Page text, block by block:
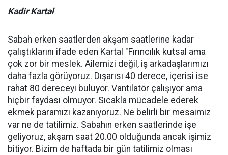
Kadir Kartal
Sabah erken saatlerden akşam saatlerine kadar
çalıştıklarını ifade eden Kartal "Fırıncılık kutsal ama
çok zor bir meslek. Ailemizi değil, iş arkadaşlarımızı
daha fazla görüyoruz. Dışarısı 40 derece, içerisi ise
rahat 80 dereceyi buluyor. Vantilatör çalışıyor ama
hiçbir faydası olmuyor. Sıcakla mücadele ederek
ekmek paramızı kazanıyoruz. Ne belirli bir mesaimiz
var ne de tatilimiz. Sabahın erken saatlerinde işe
geliyoruz, akşam saat 20.00 olduğunda ancak işimiz
bitiyor. Bizim de haftada bir gün tatilimiz olması